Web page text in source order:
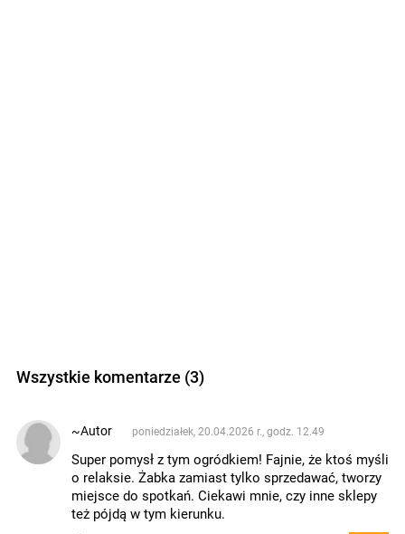
Wszystkie komentarze (3)
~Autor poniedziałek, 20.04.2026 r., godz. 12.49
Super pomysł z tym ogródkiem! Fajnie, że ktoś myśli
o relaksie. Żabka zamiast tylko sprzedawać, tworzy
miejsce do spotkań. Ciekawi mnie, czy inne sklepy
też pójdą w tym kierunku.